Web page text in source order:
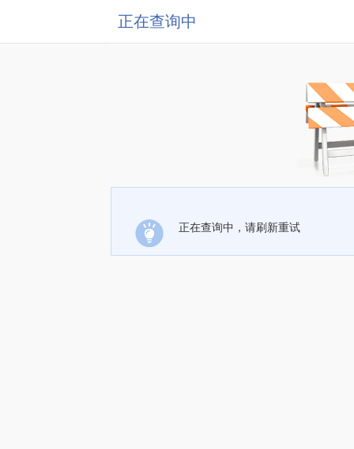
正在查询中
正在查询中，请刷新重试